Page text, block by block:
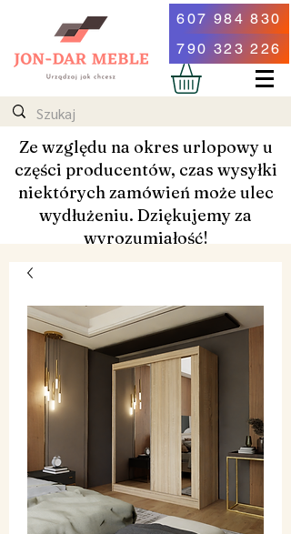
607 984 830
790 323 226
Ze względu na okres urlopowy u
części producentów, czas wysyłki
niektórych zamówień może ulec
wydłużeniu. Dziękujemy za
wyrozumiałość!